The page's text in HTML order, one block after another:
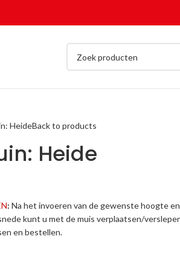
HeideBack to products
Heide
: Na het invoeren van de gewenste hoogte
kunt u met de muis verplaatsen/
en bestellen.